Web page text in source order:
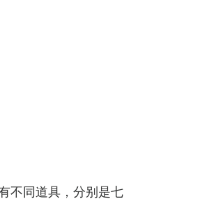
不同道具，分别是七